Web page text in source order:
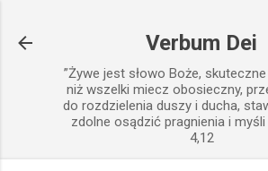
Verbum Dei
”Żywe jest słowo Boże,
niż wszelki miecz obosieczny,
do rozdzielenia duszy i ducha,
zdolne osądzić pragnienia i myśli
4,12